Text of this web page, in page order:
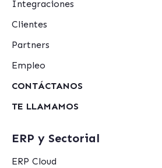
Integraciones
Clientes
Partners
Empleo
CONTÁCTANOS
TE LLAMAMOS
ERP y Sectorial
ERP Cloud